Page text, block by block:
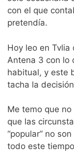
con el que
pretendía.
Hoy leo en
Antena 3 con lo
habitual, y este
tacha la
Me temo que
que las
“popular” no
todo este